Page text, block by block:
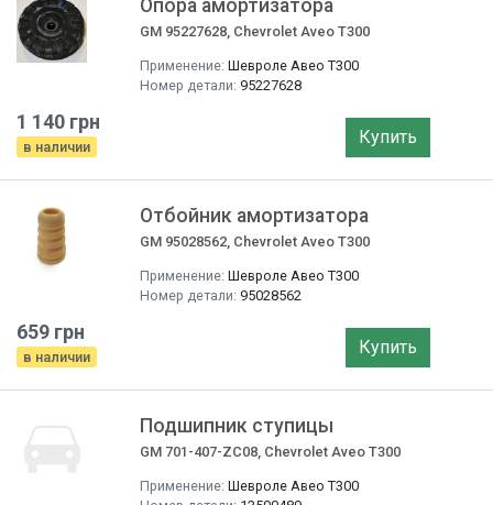
Опора амортизатора
GM 95227628, Chevrolet Aveo T300
Применение: Шевроле Авео T300
Номер детали: 95227628
1 140 грн
в наличии Купить
Отбойник амортизатора
GM 95028562, Chevrolet Aveo T300
Применение: Шевроле Авео T300
Номер детали: 95028562
659 грн
в наличии Купить
Подшипник ступицы
GM 701-407-ZC08, Chevrolet Aveo T300
Применение: Шевроле Авео T300